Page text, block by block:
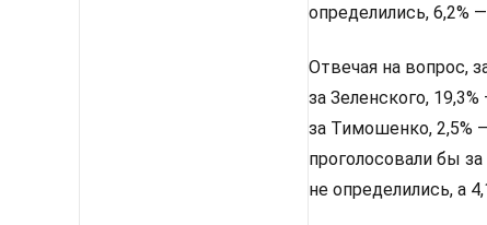
определились, 6,2%
Отвечая на вопрос,
за Зеленского,
за Тимошенко, 2,5%
проголосовали бы
не определились, а